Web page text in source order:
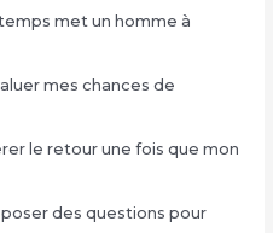
met un homme à
mes chances de
le retour une fois que mon
des questions pour